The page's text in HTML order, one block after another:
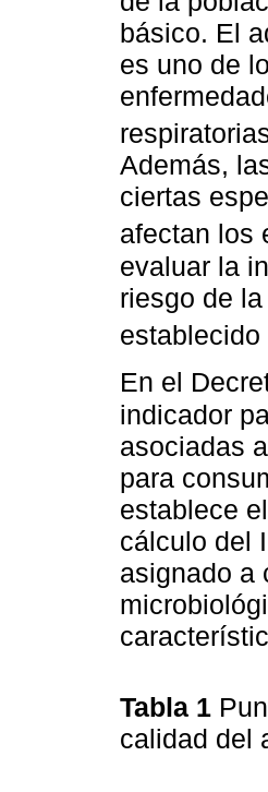
básico. El
es uno de
Además,
ciertas
afectan los
evaluar la
riesgo de
En el
indicador
asociadas
para
establece
cálculo del
asignado a
Tabla 1
calidad del